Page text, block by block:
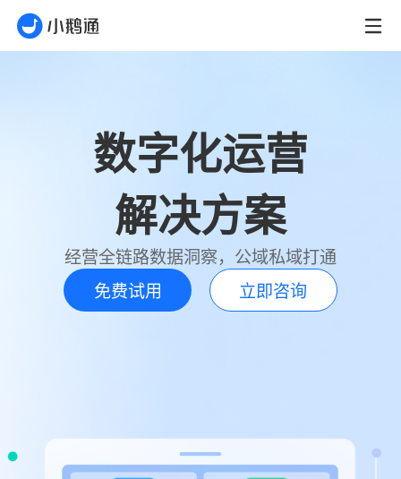
数字化运营
解决方案
经营全链路数据洞察，公域私域打通
免费试用 立即咨询